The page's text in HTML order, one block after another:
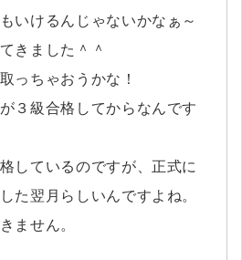
いけるんじゃないかなぁ～
きました＾＾
っちゃおうかな！
３級合格してからなんです
しているのですが、正式に
た翌月らしいんですよね。
ません。